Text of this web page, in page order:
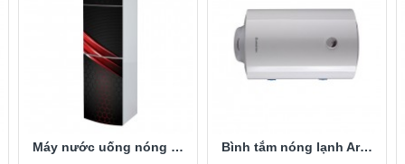
Máy nước uống nóng lạnh Alaska R-80 Bình tắm nóng lạnh Ariston PRO-R40SH 2.5FE 40 Lít